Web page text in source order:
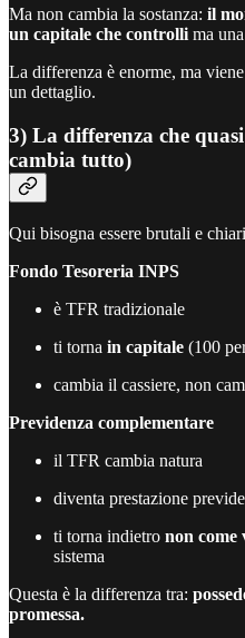
Ma non cambia la sostanza: il
un capitale che controllima
La differenza è enorme, ma
un dettaglio.
3) La differenza che quasi
cambia tutto)
Qui bisogna essere brutali e
Fondo Tesoreria INPS
è TFR tradizionale
ti torna in capitale (100
cambia il cassiere, non
Previdenza complementare
il TFR cambia natura
diventa prestazione
ti torna indietro non come
sistema
Questa è la differenza tra:
promessa.